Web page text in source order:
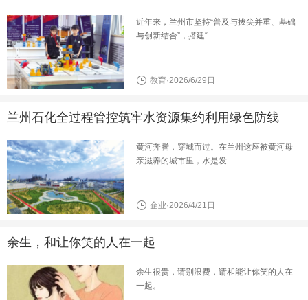
近年来，兰州市坚持“普及与拔尖并重、基础
与创新结合”，搭建“...
教育·2026/6/29日
兰州石化全过程管控筑牢水资源集约利用绿色防线
黄河奔腾，穿城而过。在兰州这座被黄河母
亲滋养的城市里，水是发...
企业·2026/4/21日
余生，和让你笑的人在一起
余生很贵，请别浪费，请和能让你笑的人在
一起。